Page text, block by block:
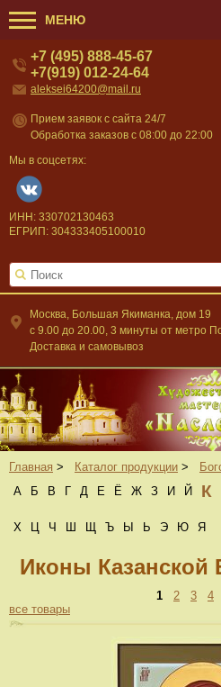
МЕНЮ
Москва, Большая Якиманка, дом 19
c 9.00 до 20.00, 3 минуты от метро
Доставка и самовывоз
+7 (495) 888-45-67
+7(919) 012-24-64
aleksei64200@mail.ru
Прием заявок с сайта 24/7
Обработка заказов с 08:00 до 22:00
Мы в соцсетях:
ИНН: 330702130463
ЕГРИП: 304333405100010
Главная > Каталог продукции >
А
Б В Г Д Е Ё Ж З И Й К
Х Ц Ч Ш Щ Ъ Ы Ь Э Ю Я
Иконы Казанской
1 2 3 4
все товары